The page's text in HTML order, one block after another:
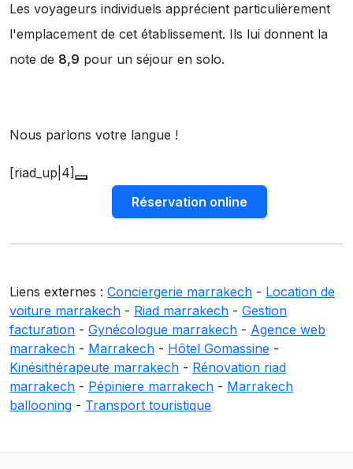
Les voyageurs individuels apprécient particulièrement
l'emplacement de cet établissement. Ils lui donnent la
note de 8,9 pour un séjour en solo.
Nous parlons votre langue !
[riad_up|4]
Réservation online
Liens externes : Conciergerie marrakech - Location de
voiture marrakech - Riad marrakech - Gestion
facturation - Gynécologue marrakech - Agence web
marrakech - Marrakech - Hôtel Gomassine -
Kinésithérapeute marrakech - Rénovation riad
marrakech - Pépiniere marrakech - Marrakech
ballooning - Transport touristique